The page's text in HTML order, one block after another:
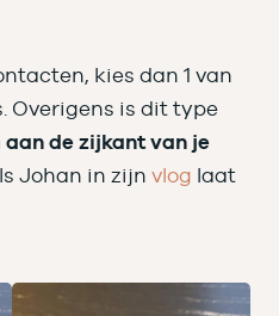
kies dan 1 van
Overigens is dit type
aan de zijkant van je
Johan in zijn vlog laat